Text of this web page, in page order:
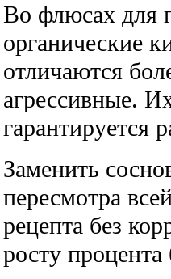
Во флюсах для
органические
отличаются
агрессивные.
гарантируется
Заменить
пересмотра
рецепта без
росту процента